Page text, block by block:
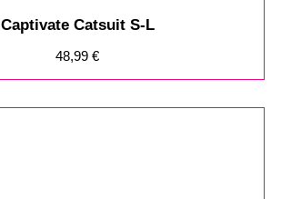
Captivate Catsuit S-L
48,99 €